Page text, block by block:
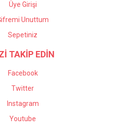
Üye Girişi
Unuttum
Sepetiniz
TAKİP EDİN
Facebook
Twitter
Instagram
Youtube